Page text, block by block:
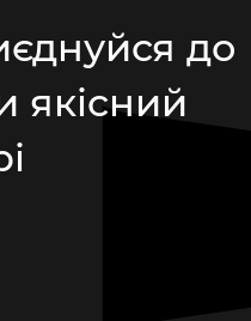
до
якісний